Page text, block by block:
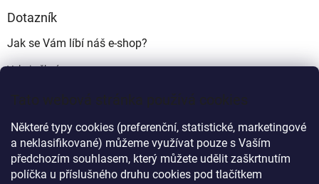
Tato webová stránka používá cookies
Některé typy cookies (preferenční, statistické, marketingové
a neklasifikované) můžeme využívat pouze s Vaším
předchozím souhlasem, který můžete udělit zaškrtnutím
políčka u příslušného druhu cookies pod tlačítkem
Dotazník
Jak se Vám líbí náš e-shop?
Velmi pěkný
Ujde to
Nelíbí se mi
Počet hlasů:340